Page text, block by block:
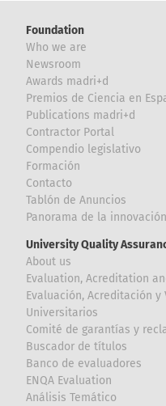
Foundation
Who we are
Newsroom
Awards madri+d
Premios de Ciencia en
Publications madri+d
Contractor Portal
Compendio legislativo
Formación
Contacto
Tablón de Anuncios
Panorama de la
University Quality
About us
Evaluation, Acreditation
Evaluación, Acreditación
Universitarios
Comité de garantías y
Buscador de títulos
Banco de evaluadores
ENQA Evaluation
Análisis Temático